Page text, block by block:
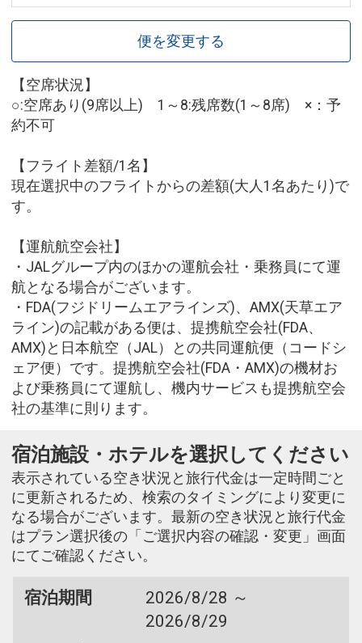
便を変更する
【空席状況】
○:空席あり(9席以上) 1～8:残席数(1～8席) ×：予
約不可
【フライト差額/1名】
現在選択中のフライトからの差額(大人1名あたり)で
す。
【運航航空会社】
・JALグループ内のほかの運航会社・乗務員にて運
航となる場合がございます。
・FDA(フジドリームエアラインズ)、AMX(天草エア
ライン)の記載がある便は、提携航空会社(FDA、
AMX)と日本航空（JAL）との共同運航便（コードシ
ェア便）です。提携航空会社(FDA・AMX)の機材お
よび乗務員にて運航し、機内サービスも提携航空会
社の基準に則ります。
宿泊施設・ホテルを選択してください
表示されている空き状況と旅行代金は一定時間ごと
に更新されるため、検索のタイミングにより変更に
なる場合がございます。最新の空き状況と旅行代金
はプラン選択後の「ご選択内容の確認・変更」画面
にてご確認ください。
宿泊期間
2026/8/28 ～
2026/8/29